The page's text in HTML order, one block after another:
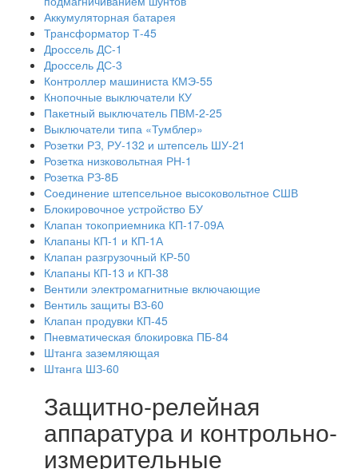
Аккумуляторная батарея
Трансформатор Т-45
Дроссель ДС-1
Дроссель ДС-3
Контроллер машиниста КМЭ-55
Кнопочные выключатели КУ
Пакетный выключатель ПВМ-2-25
Выключатели типа «Тумблер»
Розетки РЗ, РУ-132 и штепсель ШУ-21
Розетка низковольтная РН-1
Розетка РЗ-8Б
Соединение штепсельное высоковольтное СШВ
Блокировочное устройство БУ
Клапан токоприемника КП-17-09А
Клапаны КП-1 и КП-1А
Клапан разгрузочный КР-50
Клапаны КП-13 и КП-38
Вентили электромагнитные включающие
Вентиль защиты ВЗ-60
Клапан продувки КП-45
Пневматическая блокировка ПБ-84
Штанга заземляющая
Штанга ШЗ-60
Защитно-релейная
аппаратура и контрольно-
измерительные